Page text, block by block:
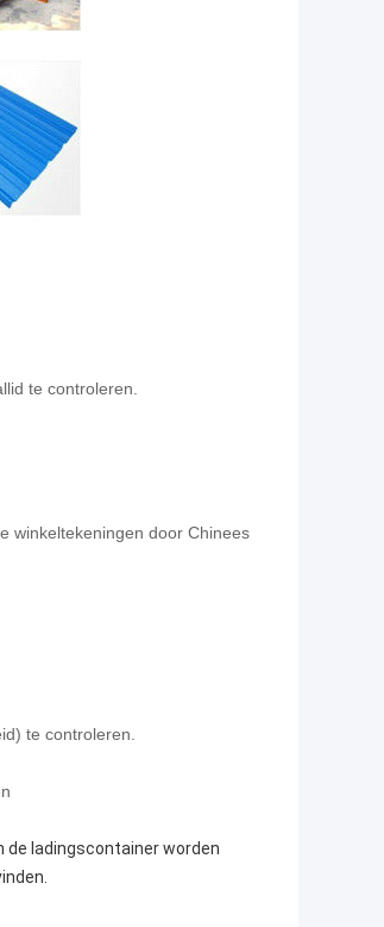
te controleren.
winkeltekeningen door Chinees
te controleren.
de ladingscontainer worden